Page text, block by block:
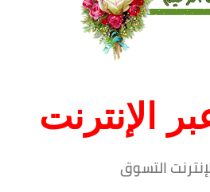
الإنترنت
التسوق